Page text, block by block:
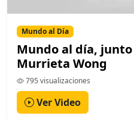
Mundo al Día
Mundo al día,
Murrieta Wong
795 visualizaciones
Ver Video